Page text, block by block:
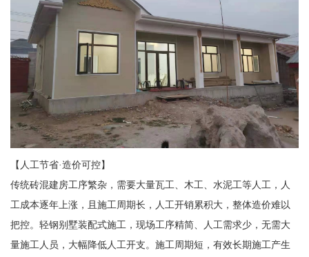
【人工节省·造价可控】
传统砖混建房工序繁杂，需要大量瓦工、木工、水泥工等人工，人
工成本逐年上涨，且施工周期长，人工开销累积大，整体造价难以
把控。轻钢别墅装配式施工，现场工序精简、人工需求少，无需大
量施工人员，大幅降低人工开支。施工周期短，有效长期施工产生